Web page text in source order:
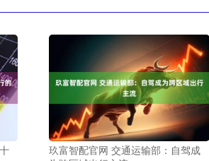
玖富智配官网 交通运输部：自驾成